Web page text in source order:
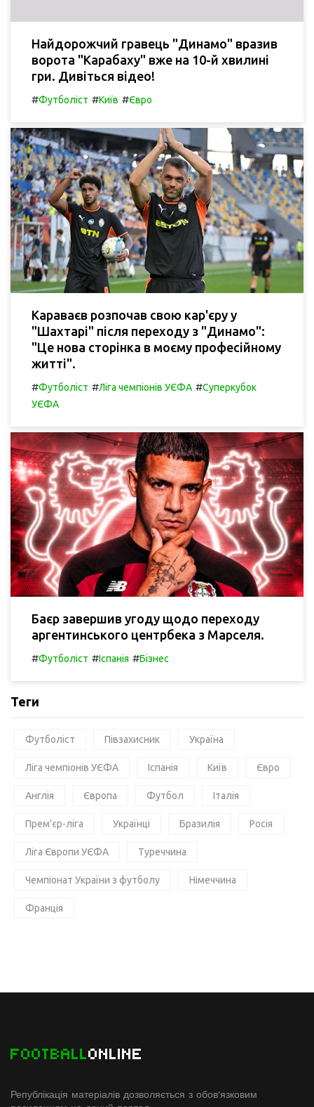
Найдорожчий гравець "Динамо" вразив
ворота "Карабаху" вже на 10-й хвилині
гри. Дивіться відео!
#Футболіст #Київ #Євро
Караваєв розпочав свою кар'єру у
"Шахтарі" після переходу з "Динамо":
"Це нова сторінка в моєму професійному
житті".
#Футболіст #Ліга чемпіонів УЄФА #Суперкубок
УЄФА
Баєр завершив угоду щодо переходу
аргентинського центрбека з Марселя.
#Футболіст #Іспанія #Бізнес
Теги
Футболіст Півзахисник Україна
Ліга чемпіонів УЄФА Іспанія Київ Євро
Англія Європа Футбол Італія
Прем'єр-ліга Українці Бразилія Росія
Ліга Європи УЄФА Туреччина
Чемпіонат України з футболу Німеччина
Франція
FOOTBALLONLINE
Републікація матеріалів дозволяється з обов'язковим